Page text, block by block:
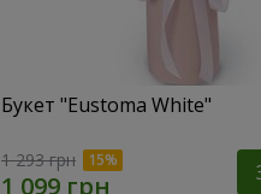
Букет "Eustoma White"
1 293 грн